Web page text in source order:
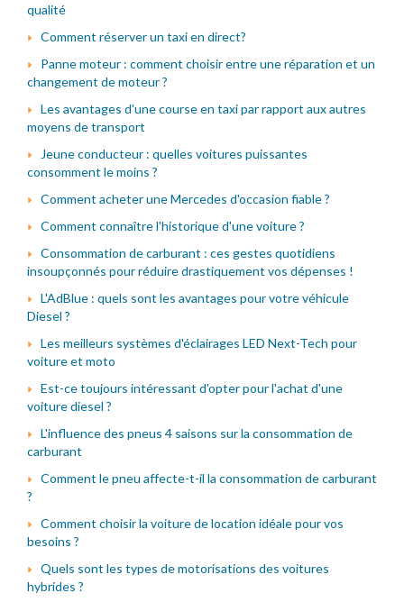
qualité
Comment réserver un taxi en direct?
Panne moteur : comment choisir entre une réparation et un
changement de moteur ?
Les avantages d'une course en taxi par rapport aux autres
moyens de transport
Jeune conducteur : quelles voitures puissantes
consomment le moins ?
Comment acheter une Mercedes d'occasion fiable ?
Comment connaître l'historique d'une voiture ?
Consommation de carburant : ces gestes quotidiens
insoupçonnés pour réduire drastiquement vos dépenses !
L'AdBlue : quels sont les avantages pour votre véhicule
Diesel ?
Les meilleurs systèmes d'éclairages LED Next-Tech pour
voiture et moto
Est-ce toujours intéressant d'opter pour l'achat d'une
voiture diesel ?
L'influence des pneus 4 saisons sur la consommation de
carburant
Comment le pneu affecte-t-il la consommation de carburant
?
Comment choisir la voiture de location idéale pour vos
besoins ?
Quels sont les types de motorisations des voitures
hybrides ?